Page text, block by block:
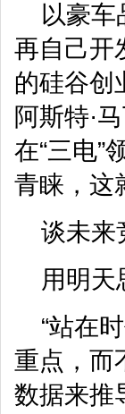
以豪车
再自己开
的硅谷创
阿斯特·
在“三电”
青睐，这
谈未来
用明天
“站在
重点，而
数据来推